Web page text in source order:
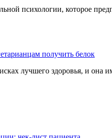
психологии, которое
лучшего здоровья, и она